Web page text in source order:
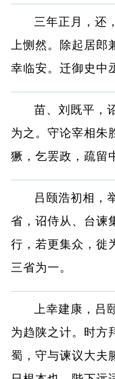
三年正月，还
上恻然。除起居
幸临安。迁御史中
苗、刘既平，
为之。守论宰相朱
獗，乞罢政，疏留
吕颐浩初相，
省，诏侍从、台谏
行，若更集众，徙
三省为一。
上幸建康，吕
为趋陕之计。时方
蜀，守与谏议大夫